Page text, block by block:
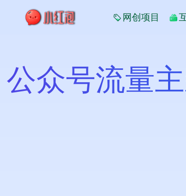
网创项目
公众号流量